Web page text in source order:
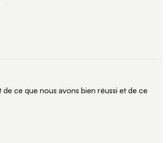
ce que nous avons bien réussi et de ce